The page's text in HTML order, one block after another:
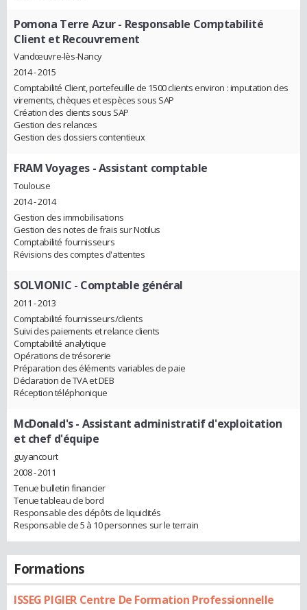
Pomona Terre Azur- Responsable Comptabilité
Client et Recouvrement
Vandœuvre-lès-Nancy
2014 - 2015
Comptabilité Client, portefeuille de 1500 clients environ : imputation des
virements, chèques et espèces sous SAP
Création des clients sous SAP
Gestion des relances
Gestion des dossiers contentieux
FRAM Voyages- Assistant comptable
Toulouse
2014 - 2014
Gestion des immobilisations
Gestion des notes de frais sur Notilus
Comptabilité fournisseurs
Révisions des comptes d'attentes
SOLVIONIC - Comptable général
2011 - 2013
Comptabilité fournisseurs/clients
Suivi des paiements et relance clients
Comptabilité analytique
Opérations de trésorerie
Préparation des éléments variables de paie
Déclaration de TVA et DEB
Réception téléphonique
McDonald's- Assistant administratif d'exploitation
et chef d'équipe
guyancourt
2008 - 2011
Tenue bulletin financier
Tenue tableau de bord
Responsable des dépôts de liquidités
Responsable de 5 à 10 personnes sur le terrain
Formations
ISSEG PIGIER Centre De Formation Professionnelle